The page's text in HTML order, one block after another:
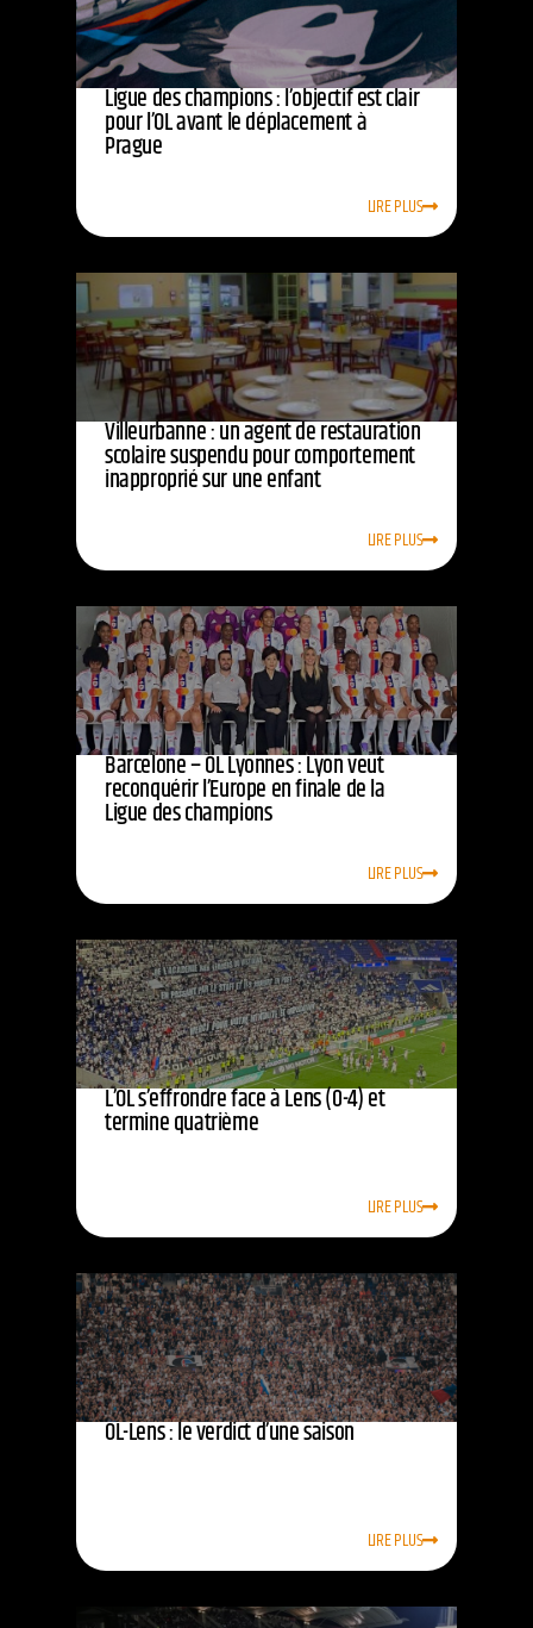
Ligue des champions : l’objectif est clair
pour l’OL avant le déplacement à
Prague
LIRE PLUS
Villeurbanne : un agent de restauration
scolaire suspendu pour comportement
inapproprié sur une enfant
LIRE PLUS
Barcelone – OL Lyonnes : Lyon veut
reconquérir l’Europe en finale de la
Ligue des champions
LIRE PLUS
L’OL s’effrondre face à Lens (0-4) et
termine quatrième
LIRE PLUS
OL-Lens : le verdict d’une saison
LIRE PLUS